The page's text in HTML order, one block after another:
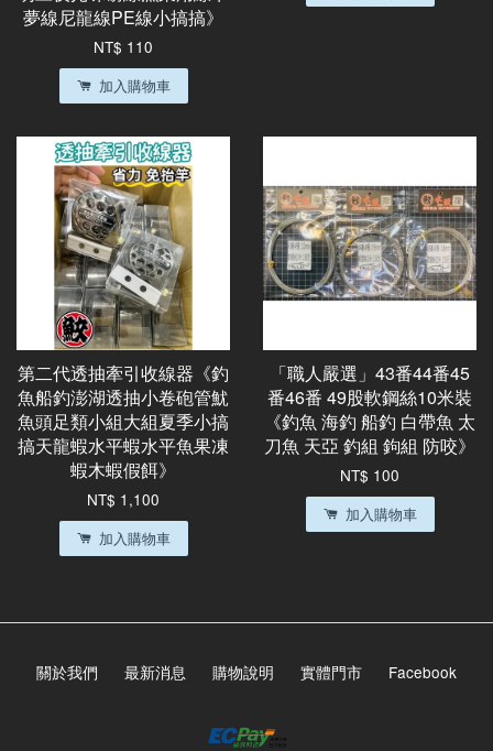
夢線尼龍線PE線小搞搞》
NT$ 110
加入購物車
第二代透抽牽引收線器《釣
魚船釣澎湖透抽小卷砲管魷
魚頭足類小組大組夏季小搞
搞天龍蝦水平蝦水平魚果凍
蝦木蝦假餌》
NT$ 1,100
加入購物車
「職人嚴選」43番44番45
番46番 49股軟鋼絲10米裝
《釣魚 海釣 船釣 白帶魚 太
刀魚 天亞 釣組 鉤組 防咬》
NT$ 100
加入購物車
關於我們 最新消息 購物說明 實體門市 Facebook